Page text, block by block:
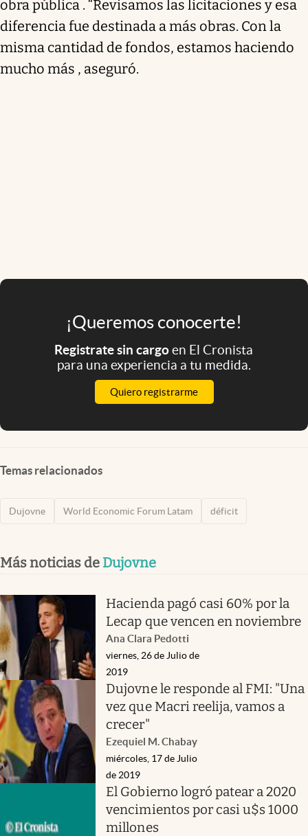
obra pública . “Revisamos las licitaciones y esa
diferencia fue destinada a más obras. Con la
misma cantidad de fondos, estamos haciendo
mucho más , aseguró.
¡Queremos conocerte!
Registrate sin cargoen El Cronista
para una experiencia a tu medida.
Quiero registrarme
Temas relacionados
Dujovne World Economic Forum Latam déficit
Más noticias de Dujovne
Hacienda pagó casi 60% por la
Lecap que vencen en noviembre
Ana Clara Pedotti
viernes, 26 de Julio de
2019
Dujovne le responde al FMI: "Una
vez que Macri reelija, vamos a
crecer"
Ezequiel M. Chabay
miércoles, 17 de Julio
de 2019
El Gobierno logró patear a 2020
vencimientos por casi u$s 1000
millones